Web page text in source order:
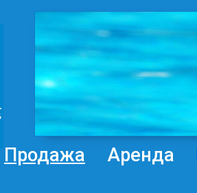
Продажа Аренда